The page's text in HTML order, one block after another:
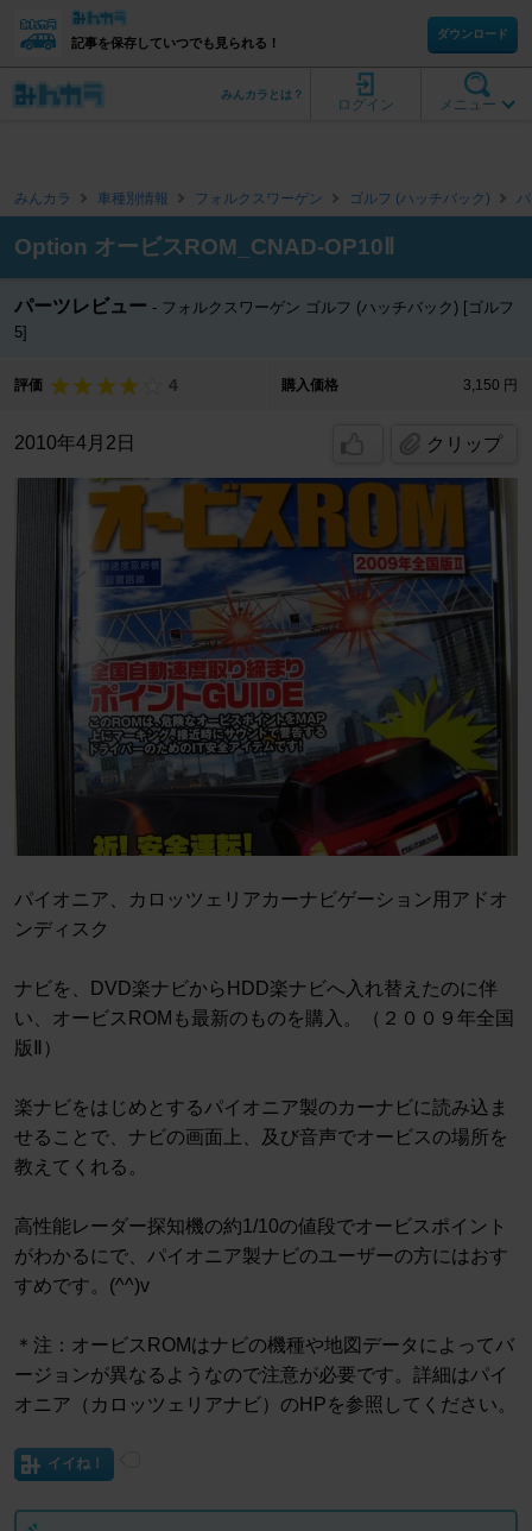
記事を保存していつでも見られる！
ダウンロード
メニュー
ログイン
みんカラとは？
みんカラ 車種別情報 フォルクスワーゲン ゴルフ (ハッチバック)
Option オービスROM_CNAD-OP10Ⅱ
パーツレビュー
フォルクスワーゲン ゴルフ (ハッチバック) [ゴルフ
5]
評価 4 購入価格 3,150 円
2010年4月2日 クリップ
パイオニア、カロッツェリアカーナビゲーション用アドオ
ンディスク
ナビを、DVD楽ナビからHDD楽ナビへ入れ替えたのに伴
い、オービスROMも最新のものを購入。（２００９年全国
版Ⅱ）
楽ナビをはじめとするパイオニア製のカーナビに読み込ま
せることで、ナビの画面上、及び音声でオービスの場所を
教えてくれる。
高性能レーダー探知機の約1/10の値段でオービスポイント
がわかるにで、パイオニア製ナビのユーザーの方にはおす
すめです。(^^)v
＊注：オービスROMはナビの機種や地図データによってバ
ージョンが異なるようなので注意が必要です。詳細はパイ
オニア（カロッツェリアナビ）のHPを参照してください。
イイね！